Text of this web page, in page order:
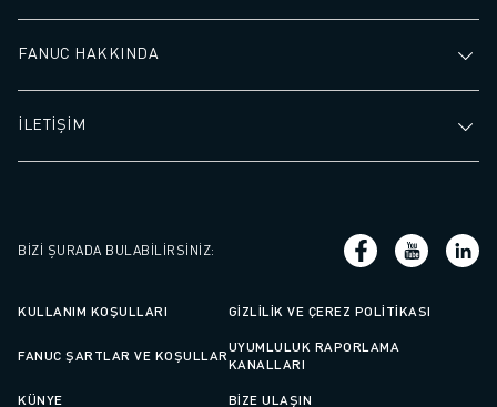
FANUC HAKKINDA
İLETİŞİM
BIZI ŞURADA BULABILIRSINIZ:
KULLANIM KOŞULLARI GIZLILIK VE ÇEREZ POLITIKASI
FANUC ŞARTLAR VE KOŞULLAR
UYUMLULUK RAPORLAMA
KANALLARI
KÜNYE BIZE ULAŞIN